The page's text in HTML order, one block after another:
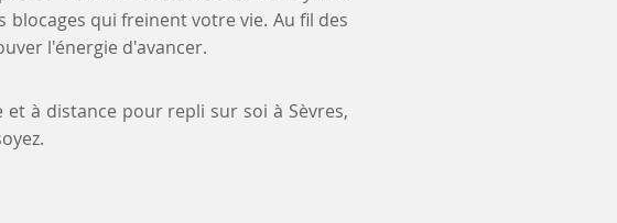
blocages qui freinent votre vie. Au fil des
l'énergie d'avancer.
et à distance pour repli sur soi à Sèvres,